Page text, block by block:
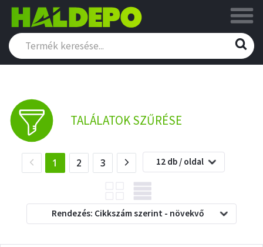
TALÁLATOK SZŰRÉSE
1 (current)
2 3 12 db / oldal
Rendezés: Cikkszám szerint - növekvő